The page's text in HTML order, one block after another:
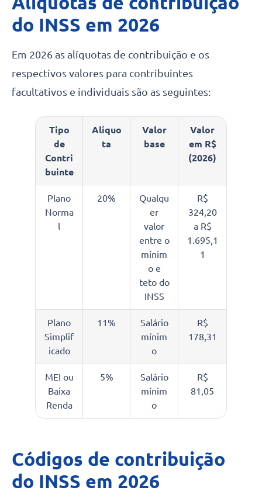
do INSS em 2026
Em 2026 as alíquotas de contribuição e os
respectivos valores para contribuintes
facultativos e individuais são as seguintes:
Tipo
de
Contri
buinte
Alíquo
ta
Valor
base
Valor
em R$
(2026)
Plano
Norma
l
20%
Qualqu
er
valor
entre o
mínim
o e
teto do
INSS
R$
324,20
a R$
1.695,1
1
Plano
Simplif
icado
11%
Salário
mínim
o
R$
178,31
MEI ou
Baixa
Renda
5%
Salário
mínim
o
R$
81,05
Códigos de contribuição
do INSS em 2026